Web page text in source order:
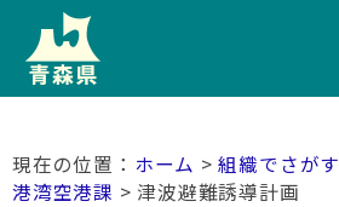
ホーム >組織でさがす
港湾空港課 > 津波避難誘導計画